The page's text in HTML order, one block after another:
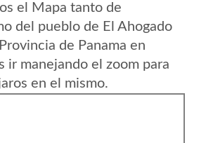
el Mapa tanto de
del pueblo de El Ahogado
de Panama en
ir manejando el zoom para
en el mismo.